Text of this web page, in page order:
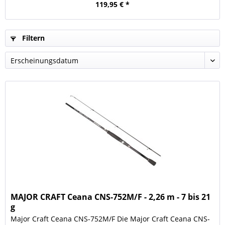
119,95 € *
Filtern
MAJOR CRAFT Ceana CNS-752M/F - 2,26 m - 7 bis 21
g
Major Craft Ceana CNS-752M/F Die Major Craft Ceana CNS-